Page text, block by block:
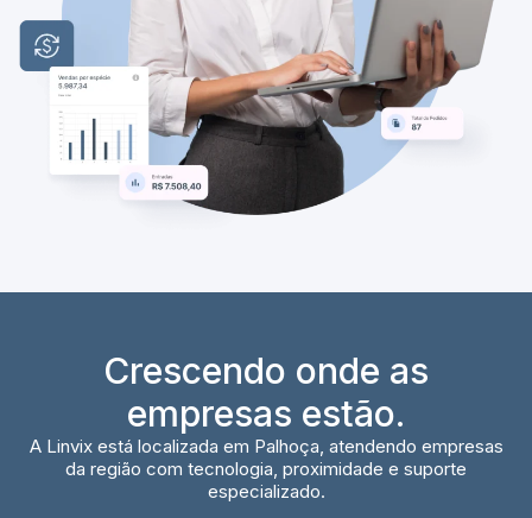
Crescendo onde as
empresas estão.
A Linvix está localizada em Palhoça, atendendo empresas
da região com tecnologia, proximidade e suporte
especializado.